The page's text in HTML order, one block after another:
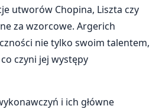
utworów Chopina, Liszta czy
za wzorcowe. Argerich
nie tylko swoim talentem,
czyni jej występy
i ich główne